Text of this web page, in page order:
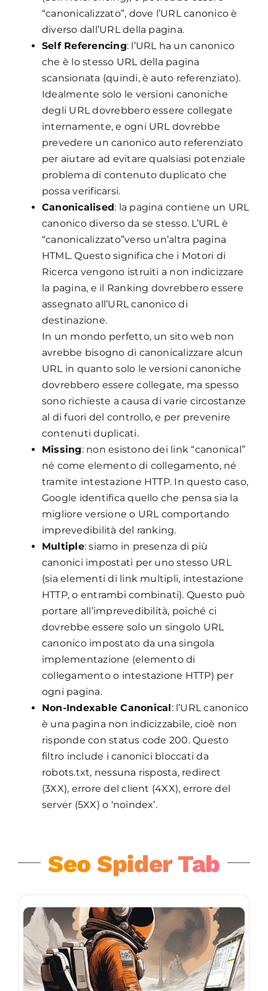
“canonicalizzato”, dove l’URL canonico è
diverso dall’URL della pagina.
Self Referencing: l’URL ha un canonico
che è lo stesso URL della pagina
scansionata (quindi, è auto referenziato).
Idealmente solo le versioni canoniche
degli URL dovrebbero essere collegate
internamente, e ogni URL dovrebbe
prevedere un canonico auto referenziato
per aiutare ad evitare qualsiasi potenziale
problema di contenuto duplicato che
possa verificarsi.
Canonicalised: la pagina contiene un URL
canonico diverso da se stesso. L’URL è
“canonicalizzato”verso un’altra pagina
HTML. Questo significa che i Motori di
Ricerca vengono istruiti a non indicizzare
la pagina, e il Ranking dovrebbero essere
assegnato all’URL canonico di
destinazione.
In un mondo perfetto, un sito web non
avrebbe bisogno di canonicalizzare alcun
URL in quanto solo le versioni canoniche
dovrebbero essere collegate, ma spesso
sono richieste a causa di varie circostanze
al di fuori del controllo, e per prevenire
contenuti duplicati.
Missing: non esistono dei link “canonical”
né come elemento di collegamento, né
tramite intestazione HTTP. In questo caso,
Google identifica quello che pensa sia la
migliore versione o URL comportando
imprevedibilità del ranking.
Multiple: siamo in presenza di più
canonici impostati per uno stesso URL
(sia elementi di link multipli, intestazione
HTTP, o entrambi combinati). Questo può
portare all’imprevedibilità, poiché ci
dovrebbe essere solo un singolo URL
canonico impostato da una singola
implementazione (elemento di
collegamento o intestazione HTTP) per
ogni pagina.
Non-Indexable Canonical : l’URL canonico
è una pagina non indicizzabile, cioè non
risponde con status code 200. Questo
filtro include i canonici bloccati da
robots.txt, nessuna risposta, redirect
(3XX), errore del client (4XX), errore del
server (5XX) o ‘noindex’.
Seo Spider Tab